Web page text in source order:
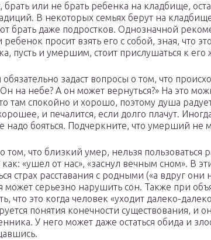
брать или не брать ребенка на кладбище,
В некоторых семьях берут на
брать даже подростков. Однозначной
ребенок просит взять его с собой, зная, что
пусть и умершим, стоит прислушаться к
задаст вопросы о том, что
на небе? А он может вернуться?» На это
там спокойно и хорошо, поэтому душа
и печалится, если долго плачут.
надо бояться. Подчеркните, что умерший не
том, что близкий умер, нельзя
«ушел от нас», «заснул вечным сном». В
страх расставания с родными («а вдруг они
может серьезно нарушить сон. Также при
что это когда человек «уходит далеко-
понятия конечности существования, и
У него может даже остаться обида и